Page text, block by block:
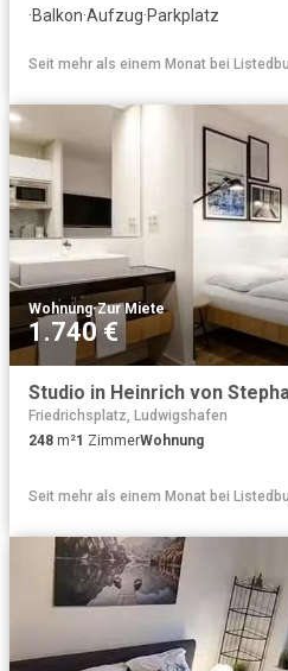
·Balkon·Aufzug·Parkplatz
Seit mehr als einem Monat bei
Wohnung·Zur Miete
1.740 €
Studio in Heinrich von
Friedrichsplatz, Ludwigshafen
248 m²1 ZimmerWohnung
Seit mehr als einem Monat bei